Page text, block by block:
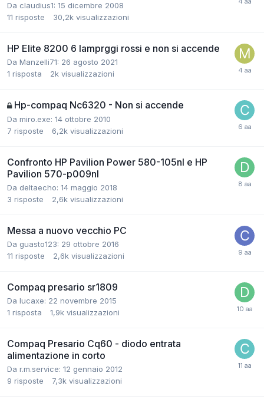
Da claudius1: 15 dicembre 2008
11 risposte 30,2k visualizzazioni
HP Elite 8200 6 lamprggi rossi e non si accende
Da Manzelli71: 26 agosto 2021
1 risposta 2k visualizzazioni
Hp-compaq Nc6320 - Non si accende
Da miro.exe: 14 ottobre 2010
7 risposte 6,2k visualizzazioni
Confronto HP Pavilion Power 580-105nl e HP
Pavilion 570-p009nl
Da deltaecho: 14 maggio 2018
3 risposte 2,6k visualizzazioni
Messa a nuovo vecchio PC
Da guasto123: 29 ottobre 2016
11 risposte 2,6k visualizzazioni
Compaq presario sr1809
Da lucaxe: 22 novembre 2015
1 risposta 1,9k visualizzazioni
Compaq Presario Cq60 - diodo entrata
alimentazione in corto
Da r.m.service: 12 gennaio 2012
9 risposte 7,3k visualizzazioni